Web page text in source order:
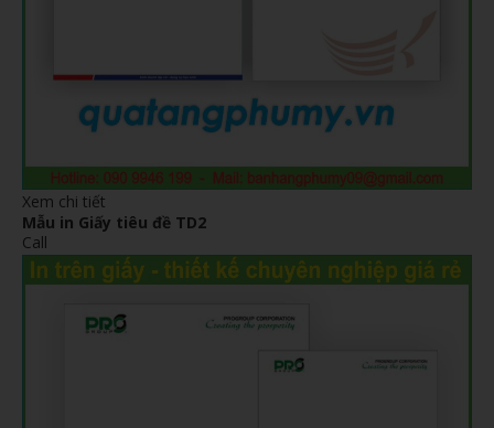
Xem chi tiết
Mẫu in Giấy tiêu đề TD2
Call